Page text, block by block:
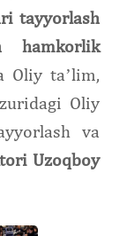
tayyorlash
hamkorlik
Oliy taʼlim,
Oliy
va
Uzoqboy